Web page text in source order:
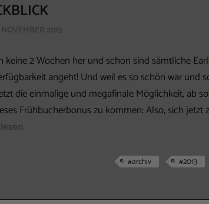
NOVEMBER 2013
keine 2 Wochen her und schon sind sämtliche
angeht! Und weil es so schön war und
die einmalige und megafinale Möglichkeit, ab
Frühbucherbonus zu kommen: Also, sich jetzt
#archiv #2013